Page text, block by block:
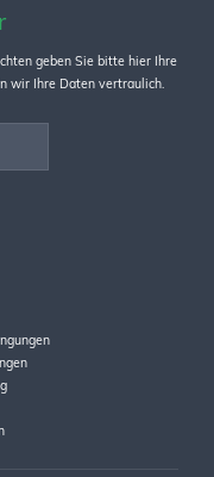
geben Sie bitte hier Ihre
wir Ihre Daten vertraulich.